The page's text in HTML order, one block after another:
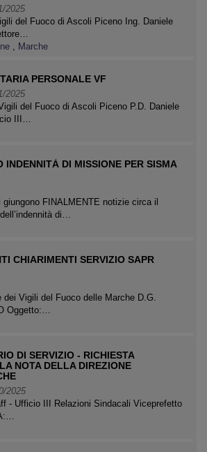
2025
del Fuoco di Ascoli Piceno Ing. Daniele
, Marche
PERSONALE VF
2025
del Fuoco di Ascoli Piceno P.D. Daniele
III…
INDENNITÀ DI MISSIONE PER SISMA
giungono FINALMENTE notizie circa il
di…
CHIARIMENTI SERVIZIO SAPR
dei Vigili del Fuoco delle Marche D.G.
Oggetto:…
DI SERVIZIO - RICHIESTA
NOTA DELLA DIREZIONE
2025
- Ufficio III Relazioni Sindacali Viceprefetto